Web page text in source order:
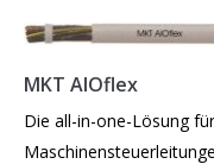
MKT AIOflex
Die all-in-one-Lösung